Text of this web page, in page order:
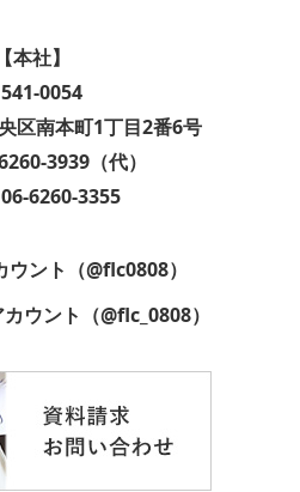
【本社】
0054
区南本町1丁目2番6号
3939（代）
6260-3355
ウント（@flc0808）
ウント（@flc_0808）